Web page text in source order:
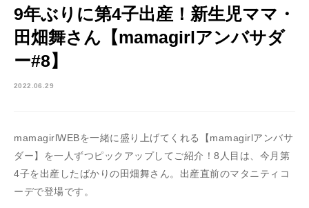
9年ぶりに第4子出産！新生児ママ・
田畑舞さん【mamagirlアンバサダ
ー#8】
2022.06.29
mamagirlWEBを一緒に盛り上げてくれる【mamagirlアンバサ
ダー】を一人ずつピックアップしてご紹介！8人目は、今月第
4子を出産したばかりの田畑舞さん。出産直前のマタニティコ
ーデで登場です。